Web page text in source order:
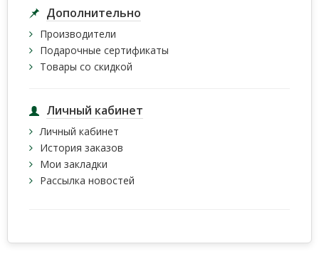
Дополнительно
Производители
Подарочные сертификаты
Товары со скидкой
Личный кабинет
Личный кабинет
История заказов
Мои закладки
Рассылка новостей